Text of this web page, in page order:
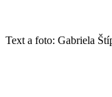
Text a foto: Gabriela